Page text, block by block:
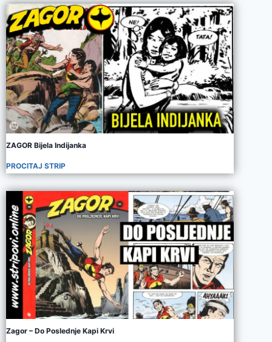
ZAGOR Bijela Indijanka
PROCITAJ STRIP
Zagor – Do Poslednje Kapi Krvi